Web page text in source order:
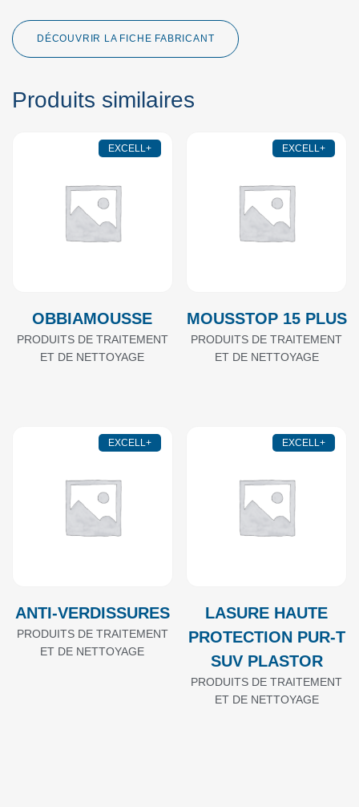
DÉCOUVRIR LA FICHE FABRICANT
Produits similaires
EXCELL+
OBBIAMOUSSE
PRODUITS DE TRAITEMENT
ET DE NETTOYAGE
EXCELL+
MOUSSTOP 15 PLUS
PRODUITS DE TRAITEMENT
ET DE NETTOYAGE
EXCELL+
ANTI-VERDISSURES
PRODUITS DE TRAITEMENT
ET DE NETTOYAGE
EXCELL+
LASURE HAUTE
PROTECTION PUR-T
SUV PLASTOR
PRODUITS DE TRAITEMENT
ET DE NETTOYAGE